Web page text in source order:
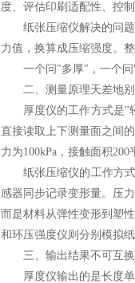
度、评估印刷适配性、控
纸张压缩仪解决的问题
力值，换算成压缩强度。
一个问"多厚"，一个问"
二、测量原理天差地别
厚度仪的工作方式是"轻
直接读取上下测量面之间
力为100kPa，接触面积
纸张压缩仪的工作方式
感器同步记录变形量。压
而是材料从弹性变形到塑
和环压强度仪则分别模拟
三、输出结果不可互换
厚度仪输出的是长度单